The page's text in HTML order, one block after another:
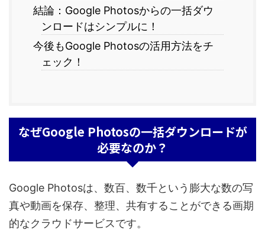
結論：Google Photosからの一括ダウ
ンロードはシンプルに！
今後もGoogle Photosの活用方法をチ
ェック！
なぜGoogle Photosの一括ダウンロードが
必要なのか？
Google Photosは、数百、数千という膨大な数の写
真や動画を保存、整理、共有することができる画期
的なクラウドサービスです。